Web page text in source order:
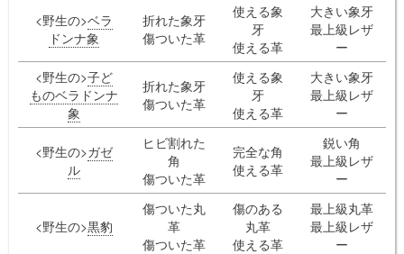
<野生の>ベラ
ドンナ象
折れた象牙
傷ついた革
使える象
牙
使える革
大きい象牙
最上級レザ
ー
<野生の>子ど
ものベラドンナ
象
折れた象牙
傷ついた革
使える象
牙
使える革
大きい象牙
最上級レザ
ー
<野生の>ガゼ
ル
ヒビ割れた
角
傷ついた革
完全な角
使える革
鋭い角
最上級レザ
ー
<野生の>黒豹
傷ついた丸
革
傷ついた革
傷のある
丸革
使える革
最上級丸革
最上級レザ
ー